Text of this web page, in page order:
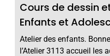
Cours de dessin
Enfants et
Atelier des enfants.
l’Atelier 3113 accueil les